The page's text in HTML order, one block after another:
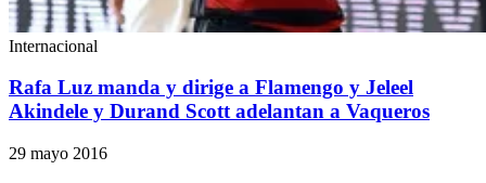
Internacional
Rafa Luz manda y dirige a Flamengo y Jeleel
Akindele y Durand Scott adelantan a Vaqueros
29 mayo 2016